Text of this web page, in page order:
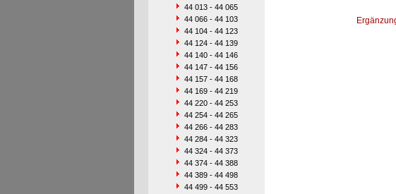
44 013 - 44 065
44 066 - 44 103
44 104 - 44 123
44 124 - 44 139
44 140 - 44 146
44 147 - 44 156
44 157 - 44 168
44 169 - 44 219
44 220 - 44 253
44 254 - 44 265
44 266 - 44 283
44 284 - 44 323
44 324 - 44 373
44 374 - 44 388
44 389 - 44 498
44 499 - 44 553